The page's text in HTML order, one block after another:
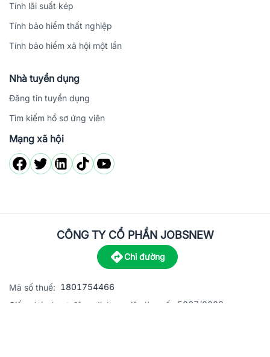
Tính lãi suất kép
Tính bảo hiểm thất nghiệp
Tính bảo hiểm xã hội một lần
Nhà tuyển dụng
Đăng tin tuyển dụng
Tìm kiếm hồ sơ ứng viên
Mạng xã hội
CÔNG TY CỔ PHẦN JOBSNEW
Chỉ đường
Mã số thuế: 1801754466
Giấy phép hoạt động dịch vụ việc làm số:
5867/2023